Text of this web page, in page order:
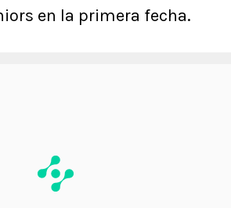
en la primera fecha.